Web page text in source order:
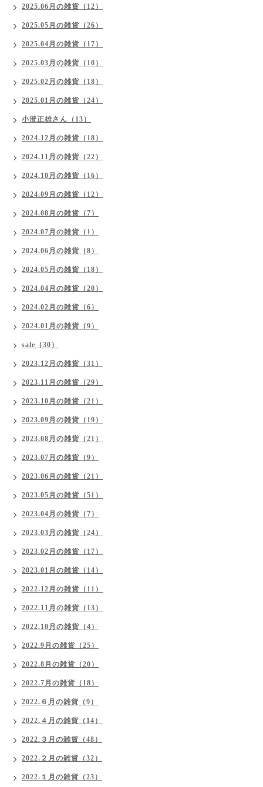
2025.06月の雑貨（12）
2025.05月の雑貨（26）
2025.04月の雑貨（17）
2025.03月の雑貨（10）
2025.02月の雑貨（18）
2025.01月の雑貨（24）
小澄正雄さん（13）
2024.12月の雑貨（18）
2024.11月の雑貨（22）
2024.10月の雑貨（16）
2024.09月の雑貨（12）
2024.08月の雑貨（7）
2024.07月の雑貨（1）
2024.06月の雑貨（8）
2024.05月の雑貨（18）
2024.04月の雑貨（20）
2024.02月の雑貨（6）
2024.01月の雑貨（9）
sale（30）
2023.12月の雑貨（31）
2023.11月の雑貨（29）
2023.10月の雑貨（21）
2023.09月の雑貨（19）
2023.08月の雑貨（21）
2023.07月の雑貨（9）
2023.06月の雑貨（21）
2023.05月の雑貨（51）
2023.04月の雑貨（7）
2023.03月の雑貨（24）
2023.02月の雑貨（17）
2023.01月の雑貨（14）
2022.12月の雑貨（11）
2022.11月の雑貨（13）
2022.10月の雑貨（4）
2022.9月の雑貨（25）
2022.8月の雑貨（20）
2022.7月の雑貨（18）
2022.６月の雑貨（9）
2022.４月の雑貨（14）
2022.３月の雑貨（48）
2022.２月の雑貨（32）
2022.１月の雑貨（23）